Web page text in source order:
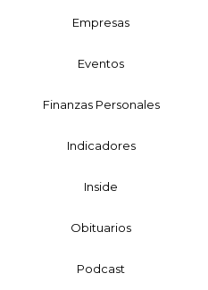
Empresas
Eventos
Finanzas Personales
Indicadores
Inside
Obituarios
Podcast